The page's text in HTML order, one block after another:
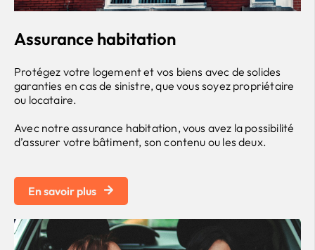
Assurance habitation
Protégez votre logement et vos biens avec de solides
garanties en cas de sinistre, que vous soyez propriétaire
ou locataire.
Avec notre assurance habitation, vous avez la possibilité
d’assurer votre bâtiment, son contenu ou les deux.
En savoir plus